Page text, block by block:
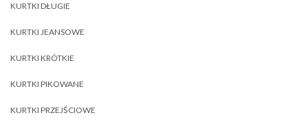
KURTKI DŁUGIE
KURTKI JEANSOWE
KURTKI KRÓTKIE
KURTKI PIKOWANE
KURTKI PRZEJŚCIOWE